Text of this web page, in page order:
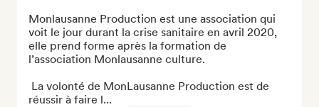
Monlausanne Production est une association qui
voit le jour durant la crise sanitaire en avril 2020,
elle prend forme après la formation de
l’association Monlausanne culture.
réussir à faire l...